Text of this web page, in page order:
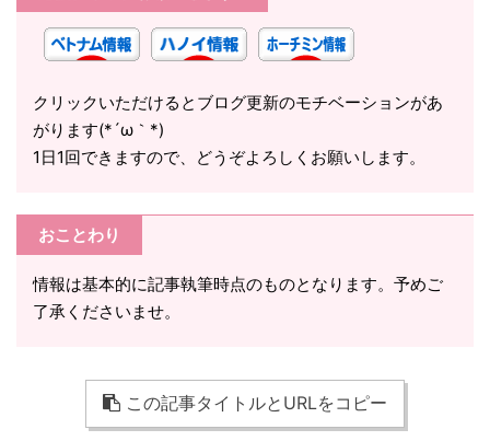
クリックいただけるとブログ更新のモチベーションがあ
がります(*´ω｀*)
1日1回できますので、どうぞよろしくお願いします。
おことわり
情報は基本的に記事執筆時点のものとなります。予めご
了承くださいませ。
この記事タイトルとURLをコピー